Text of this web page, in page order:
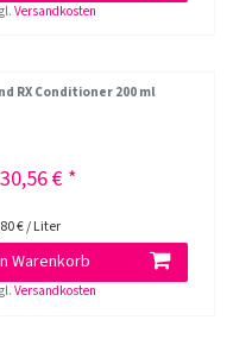
Versandkosten
RX Conditioner 200 ml
30,56 € *
€ / Liter
Warenkorb
Versandkosten